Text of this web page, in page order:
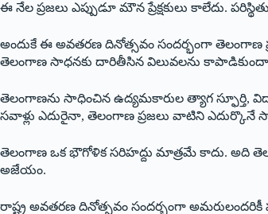
ఈ నేల ప్రజలు ఎప్పుడూ మౌన ప్రేక్షకులు కాలేదు.
అందుకే ఈ అవతరణ దినోత్సవం సందర్భంగా తెలంగాణ
తెలంగాణ సాధనకు దారితీసిన విలువలను కాపాడికుందాం .
తెలంగాణను సాధించిన ఉద్యమకారుల త్యాగ స్ఫూర్తి,
సవాళ్లు ఎదురైనా, తెలంగాణ ప్రజలు వాటిని
తెలంగాణ ఒక భౌగోళిక సరిహద్దు మాత్రమే కాదు. అది
అజేయం.
రాష్ట్ర అవతరణ దినోత్సవం సందర్భంగా